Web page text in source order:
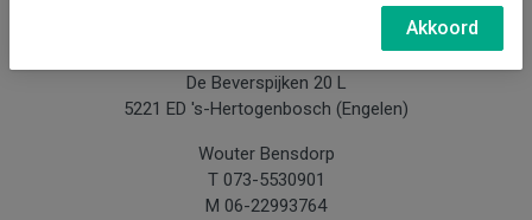
Bensdorp Wijnen, De Confrerie en Wijnkado
De Beverspijken 20 L
5221 ED 's-Hertogenbosch (Engelen)
Wouter Bensdorp
T 073-5530901
M 06-22993764
Akkoord